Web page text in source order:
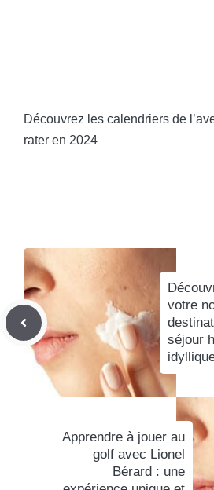
Découvrez les calendriers de
rater en 2024
votre
séjour
Apprendre à jouer au
golf avec Lionel
Bérard : une